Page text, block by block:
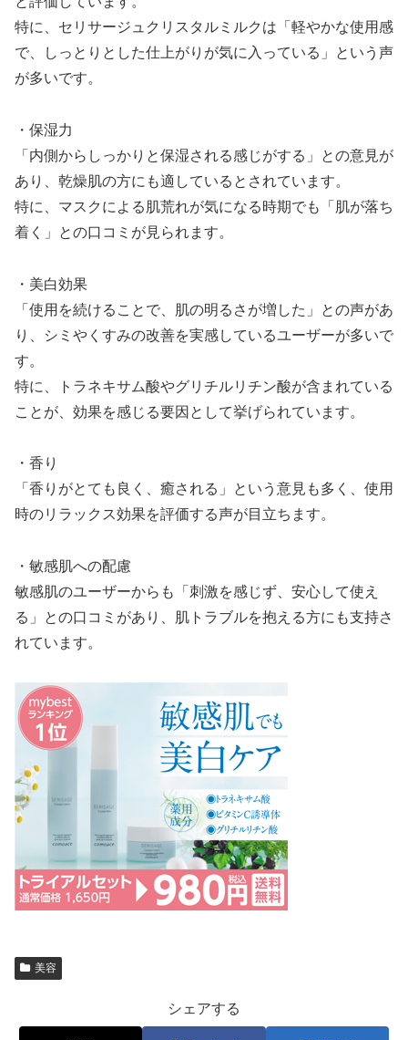
特に、セリサージュクリスタルミルクは「軽やかな使用感
で、しっとりとした仕上がりが気に入っている」という声
が多いです。
・保湿力
「内側からしっかりと保湿される感じがする」との意見が
あり、乾燥肌の方にも適しているとされています。
特に、マスクによる肌荒れが気になる時期でも「肌が落ち
着く」との口コミが見られます。
・美白効果
「使用を続けることで、肌の明るさが増した」との声があ
り、シミやくすみの改善を実感しているユーザーが多いで
す。
特に、トラネキサム酸やグリチルリチン酸が含まれている
ことが、効果を感じる要因として挙げられています。
・香り
「香りがとても良く、癒される」という意見も多く、使用
時のリラックス効果を評価する声が目立ちます。
・敏感肌への配慮
敏感肌のユーザーからも「刺激を感じず、安心して使え
る」との口コミがあり、肌トラブルを抱える方にも支持さ
れています。
美容
シェアする